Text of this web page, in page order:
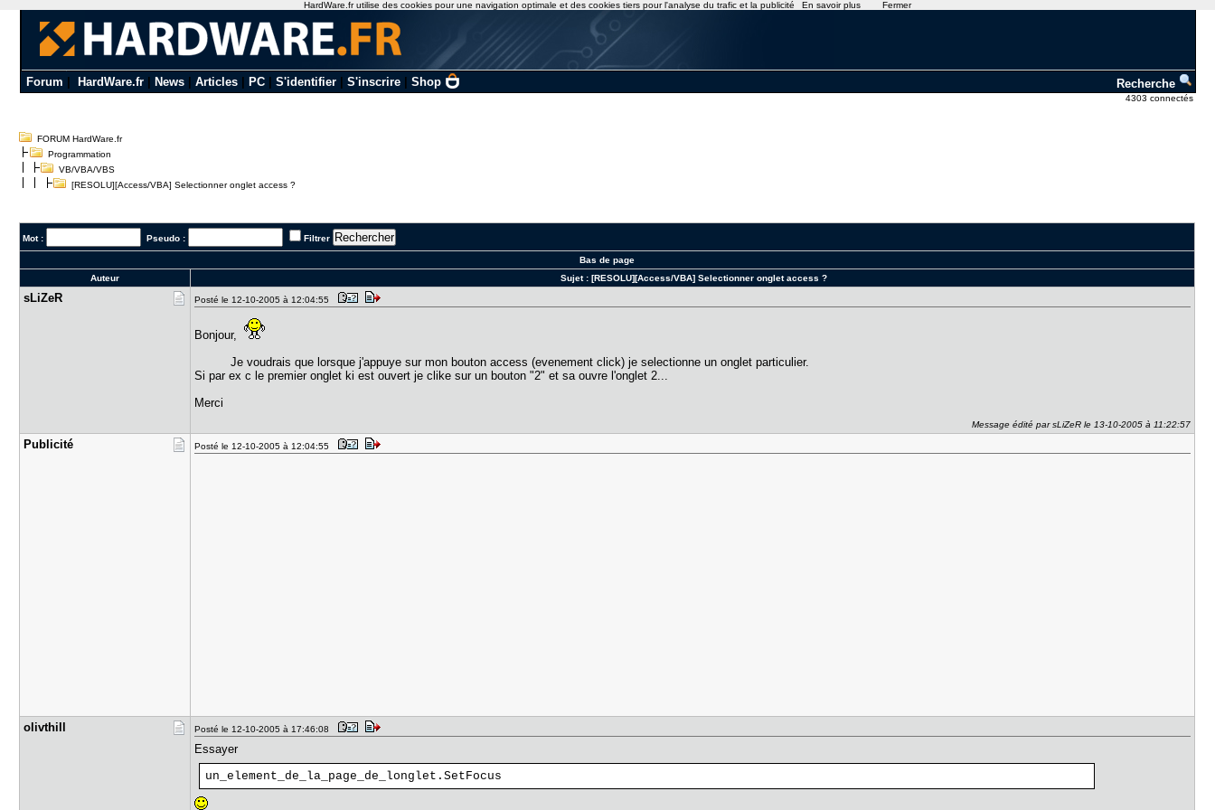
Forum HardWare.fr| News| Articles| PC| S'identifier| S'inscrire| Shop Recherche
4303 connectés
FORUM HardWare.fr
Programmation
VB/VBA/VBS
[RESOLU][Access/VBA] Selectionner onglet access ?
Mot : Pseudo : Filtrer
Bas de page
Auteur
Sujet :[RESOLU][Access/VBA] Selectionner onglet access ?
sLiZeR Posté le 12-10-2005 à 12:04:55
Bonjour,
Je voudrais que lorsque j'appuye sur mon bouton access (evenement click) je selectionne un onglet particulier.
Si par ex c le premier onglet ki est ouvert je clike sur un bouton "2" et sa ouvre l'onglet 2...
Merci
Message édité par sLiZeR le 13-10-2005 à 11:22:57
Publicité Posté le 12-10-2005 à 12:04:55
olivthill Posté le 12-10-2005 à 17:46:08
Essayer
un_element_de_la_page_de_longlet.SetFocus
HardWare.fr utilise des cookies pour une navigation optimale et des cookies tiers pour l'analyse du trafic et la publicité En savoir plus Fermer